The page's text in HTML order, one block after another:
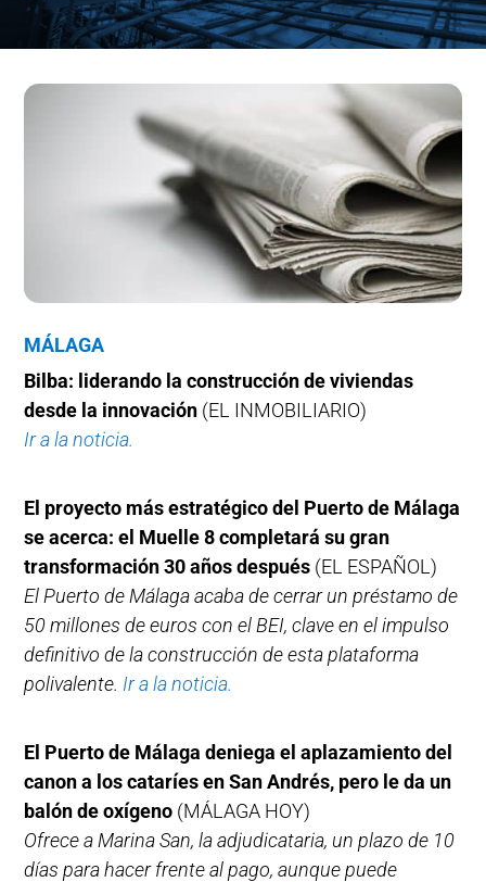
MÁLAGA
Bilba: liderando la construcción de viviendas
desde la innovación (EL INMOBILIARIO)
Ir a la noticia.
El proyecto más estratégico del Puerto de Málaga
se acerca: el Muelle 8 completará su gran
transformación 30 años después (EL ESPAÑOL)
El Puerto de Málaga acaba de cerrar un préstamo de
50 millones de euros con el BEI, clave en el impulso
definitivo de la construcción de esta plataforma
polivalente. Ir a la noticia.
El Puerto de Málaga deniega el aplazamiento del
canon a los cataríes en San Andrés, pero le da un
balón de oxígeno (MÁLAGA HOY)
Ofrece a Marina San, la adjudicataria, un plazo de 10
días para hacer frente al pago, aunque puede